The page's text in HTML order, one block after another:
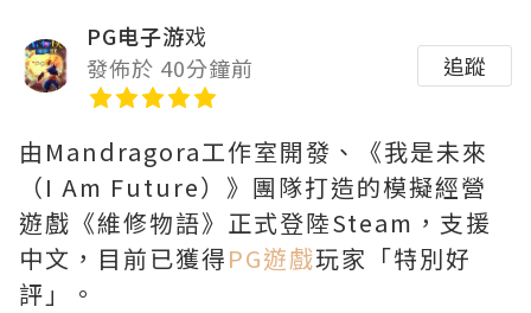
PG电子游戏
發佈於 40分鐘前
追蹤
由Mandragora工作室開發、《我是未來
（I Am Future）》團隊打造的模擬經營
遊戲《維修物語》正式登陸Steam，支援
中文，目前已獲得PG遊戲玩家「特別好
評」。